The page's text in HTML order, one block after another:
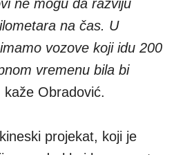
ne mogu da razviju
na čas. U
vozove koji idu 200
vremenu bila bi
kaže Obradović.
projekat, koji je